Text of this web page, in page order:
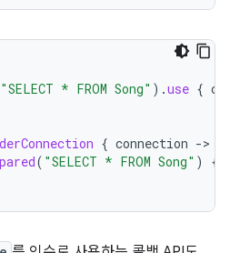
"SELECT * FROM Song" ).use {
{ connection -
( "SELECT * FROM Song" ) {